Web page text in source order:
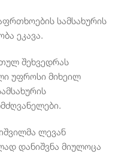
სამსახურის
ეკავა.
შეხვედრას
უფროსი მიხეილ
ლევან
დანიშვნა მიულოცა